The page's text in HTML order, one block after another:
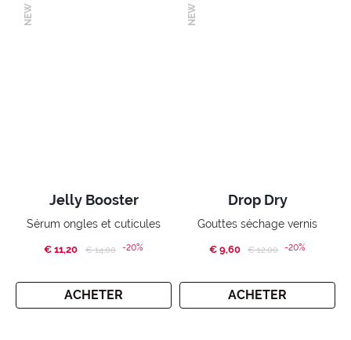
NEW
Jelly Booster
Sérum ongles et cuticules
€ 11,20 Price reduced from
€ 14,00to-20%
ACHETER
NEW
Drop Dry
Gouttes séchage vernis
€ 9,60 Price reduced from
€ 12,00to-20%
ACHETER